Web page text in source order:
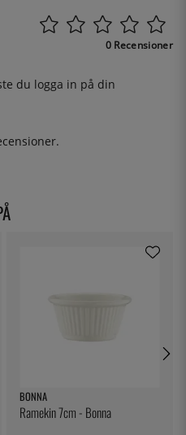
0 Recensioner
du logga in på din
BONNA
Ramekin 7cm - Bonna